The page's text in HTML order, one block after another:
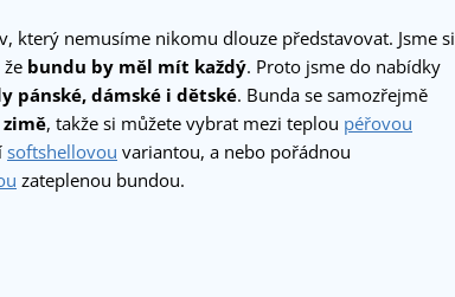
který nemusíme nikomu dlouze představovat. Jsme si
bundu by měl mít každý. Proto jsme do nabídky
pánské, dámské i dětské. Bunda se samozřejmě
, takže si můžete vybrat mezi teplou péřovou
softshellovou variantou, a nebo pořádnou
zateplenou bundou.